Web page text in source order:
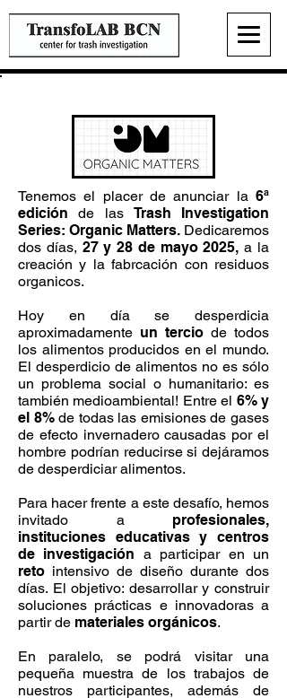
Tenemos el placer de anunciar la 6ª
edición de las Trash Investigation
Series: Organic Matters. Dedicaremos
dos días, 27 y 28 de mayo 2025, a la
creación y la fabrcación con residuos
organicos.
Hoy en día se desperdicia
aproximadamente un tercio de todos
los alimentos producidos en el mundo.
El desperdicio de alimentos no es sólo
un problema social o humanitario: es
también medioambiental! Entre el 6% y
el 8%de todas las emisiones de gases
de efecto invernadero causadas por el
hombre podrían reducirse si dejáramos
de desperdiciar alimentos.
Para hacer frente a este desafío, hemos
invitado a profesionales,
instituciones educativas y centros
de investigación a participar en un
reto intensivo de diseño durante dos
días. El objetivo: desarrollar y construir
soluciones prácticas e innovadoras a
partir de materiales orgánicos.
En paralelo, se podrá visitar una
pequeña muestra de los trabajos de
nuestros participantes, además de